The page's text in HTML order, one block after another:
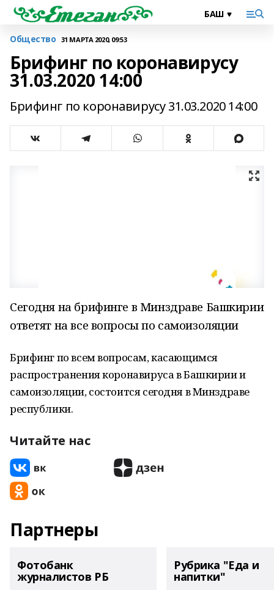
Общество 31 МАРТА 2020, 09:53
Брифинг по коронавирусу
31.03.2020 14:00
Брифинг по коронавирусу 31.03.2020 14:00
Сегодня на брифинге в Минздраве Башкирии
ответят на все вопросы по самоизоляции
Брифинг по всем вопросам, касающимся
распространения коронавируса в Башкирии и
самоизоляции, состоится сегодня в Минздраве
республики.
Читайте нас
Партнеры
Фотобанк
журналистов РБ
Рубрика "Еда и
напитки"